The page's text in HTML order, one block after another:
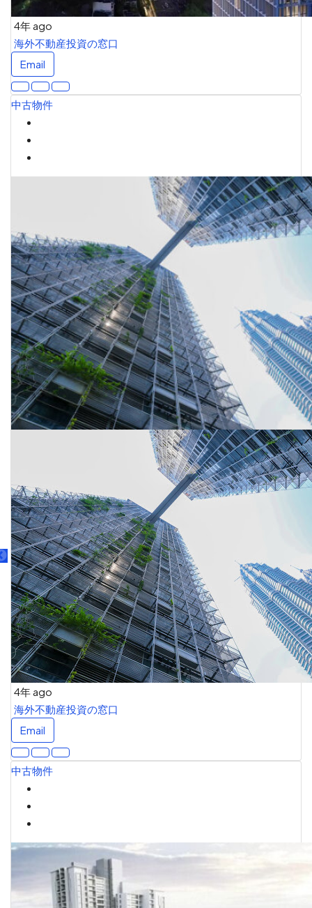
4年 ago
海外不動産投資の窓口
Email
中古物件
4年 ago
海外不動産投資の窓口
Email
中古物件